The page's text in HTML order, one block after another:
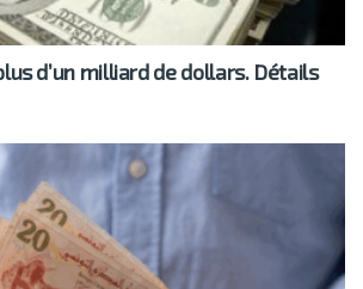
d’un milliard de dollars. Détails